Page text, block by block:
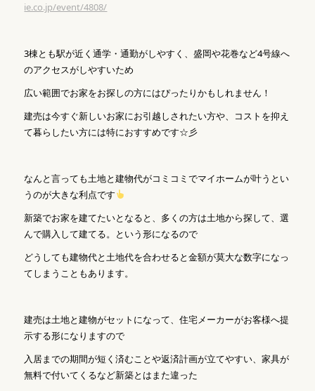
ie.co.jp/event/4808/
3棟とも駅が近く通学・通勤がしやすく、盛岡や花巻など4号線へ
のアクセスがしやすいため
広い範囲でお家をお探しの方にはぴったりかもしれません！
建売は今すぐ新しいお家にお引越しされたい方や、コストを抑え
て暮らしたい方には特におすすめです☆彡
なんと言っても土地と建物代がコミコミでマイホームが叶うとい
うのが大きな利点です
新築でお家を建てたいとなると、多くの方は土地から探して、選
んで購入して建てる。という形になるので
どうしても建物代と土地代を合わせると金額が莫大な数字になっ
てしまうこともあります。
建売は土地と建物がセットになって、住宅メーカーがお客様へ提
示する形になりますので
入居までの期間が短く済むことや返済計画が立てやすい、家具が
無料で付いてくるなど新築とはまた違った